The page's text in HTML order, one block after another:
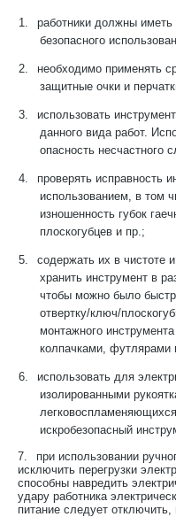
1.
работники должны
безопасного
2.
необходимо применять
защитные очки и
3.
использовать
данного вида работ.
опасность несчастного
4.
проверять исправность
использованием, в том
изношенность губок
плоскогубцев и пр.;
5.
содержать их в чистоте
хранить инструмент в
чтобы можно было
отвертку/ключ/
монтажного
колпачками, футлярами
6.
использовать для
изолированными
искробезопасный
7.
при использовании
исключить перегрузки
способны навредить
удару работника
питание следует отключить,